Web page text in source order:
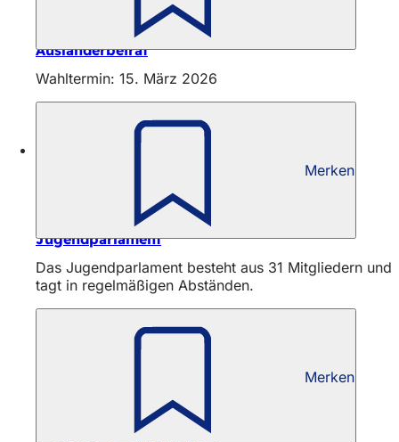
Ausländerbeirat
Wahltermin: 15. März 2026
Merken
Jugendparlament
Das Jugendparlament besteht aus 31 Mitgliedern und
tagt in regelmäßigen Abständen.
Merken